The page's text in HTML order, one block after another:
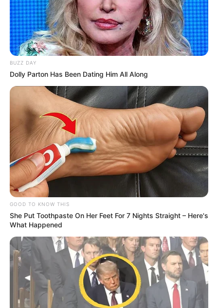
BUZZ DAY
Dolly Parton Has Been Dating Him All Along
GOOD TO KNOW THIS
She Put Toothpaste On Her Feet For 7 Nights Straight – Here's
What Happened